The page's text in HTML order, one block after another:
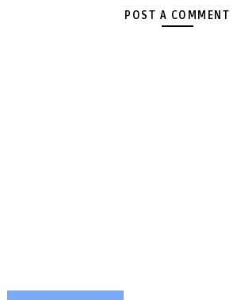
POST A COMMENT